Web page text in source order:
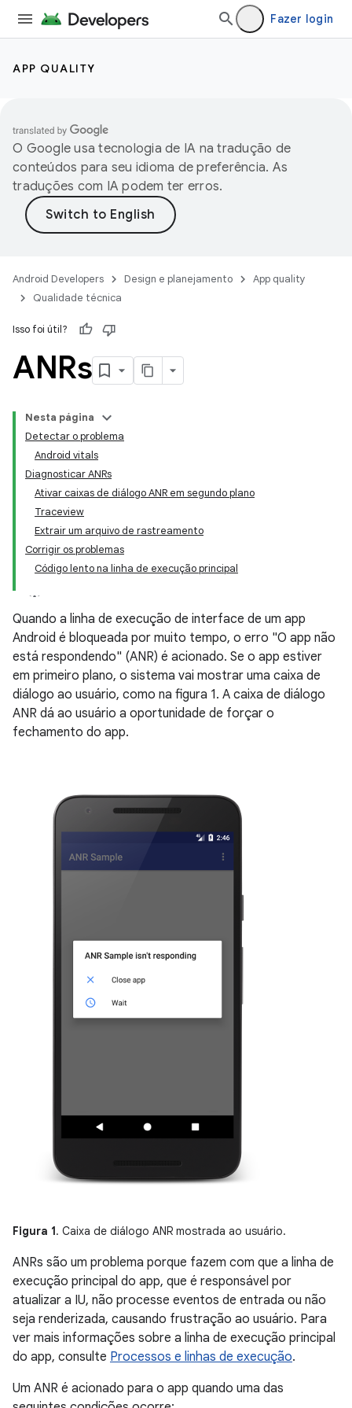
Fazer login
APP QUALITY
O Google usa tecnologia de IA na tradução de
conteúdos para seu idioma de preferência. As
traduções com IA podem ter erros.
Android Developers Design e planejamento
App quality
Qualidade técnica
Isso foi útil?
ANRs
Nesta página
Detectar o problema
Android vitals
Diagnosticar ANRs
Ativar caixas de diálogo ANR em segundo plano
Traceview
Extrair um arquivo de rastreamento
Corrigir os problemas
Código lento na linha de execução principal
Quando a linha de execução de interface de um app
Android é bloqueada por muito tempo, o erro "O app não
está respondendo" (ANR) é acionado. Se o app estiver
em primeiro plano, o sistema vai mostrar uma caixa de
diálogo ao usuário, como na figura 1. A caixa de diálogo
ANR dá ao usuário a oportunidade de forçar o
fechamento do app.
Figura 1. Caixa de diálogo ANR mostrada ao usuário.
ANRs são um problema porque fazem com que a linha de
execução principal do app, que é responsável por
atualizar a IU, não processe eventos de entrada ou não
seja renderizada, causando frustração ao usuário. Para
ver mais informações sobre a linha de execução principal
do app, consulte Processos e linhas de execução.
Um ANR é acionado para o app quando uma das